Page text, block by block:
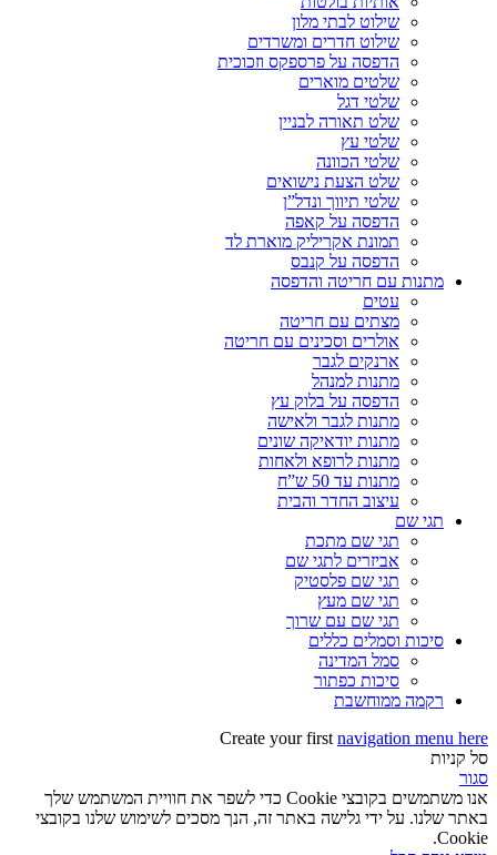
שילוט לבתי מלון
שילוט חדרים ומשרדים
הדפסה על פרספקס וזכוכית
שלטים מוארים
שלטי דגל
שלט תאורה לבניין
שלטי עץ
שלטי הכוונה
שלט הצעת נישואים
שלטי תיווך ונדל”ן
הדפסה על קאפה
תמונת אקריליק מוארת לד
הדפסה על קנבס
מתנות עם חריטה והדפסה
עטים
מצתים עם חריטה
אולרים וסכינים עם חריטה
ארנקים לגבר
מתנות למנהל
הדפסה על בלוק עץ
מתנות לגבר ולאישה
מתנות יודאיקה שונים
מתנות לרופא ולאחות
מתנות עד 50 ש”ח
עיצוב החדר והבית
תגי שם
תגי שם מתכת
אביזרים לתגי שם
תגי שם פלסטיק
תגי שם מעץ
תגי שם עם שרוך
סיכות וסמלים כללים
סמל המדינה
סיכות כפתור
רקמה ממוחשבת
Create your first navigation menu here
סל קניות
סגור
אנו משתמשים בקובצי Cookie כדי לשפר את חוויית המשתמש שלך
באתר שלנו. על ידי גלישה באתר זה, הנך מסכים לשימוש שלנו בקובצי
Cookie.